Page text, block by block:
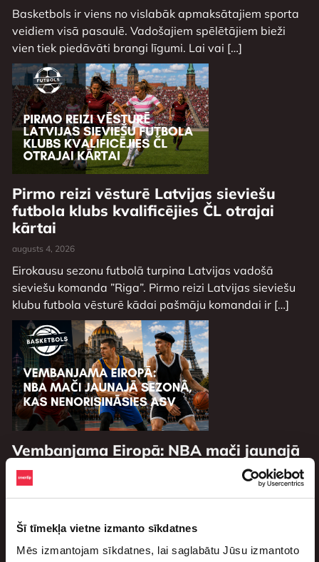
Šī tīmekļa vietne izmanto sīkdatnes
Mēs izmantojam sīkdatnes, lai saglabātu Jūsu izmantoto
Basketbols ir viens no vislabāk apmaksātajiem sporta
veidiem visā pasaulē. Vadošajiem spēlētājiem bieži
vien tiek piedāvāti brangi līgumi. Lai vai […]
Pirmo reizi vēsturē Latvijas sieviešu
futbola klubs kvalificējies ČL otrajai
kārtai
augusts 4, 2026
Eirokausu sezonu futbolā turpina Latvijas vadošā
sieviešu komanda ”Riga”. Pirmo reizi Latvijas sieviešu
klubu futbola vēsturē kādai pašmāju komandai ir […]
Vembanjama Eiropā: NBA mači jaunajā
sezonā, kas nenorisināsies ASV
augusts 3, 2026
asociācijas (NBA) sezona. Jaunajā sezonā trīs mači
paredzēti arī ārpus ASV. Tā būs lieliska […]